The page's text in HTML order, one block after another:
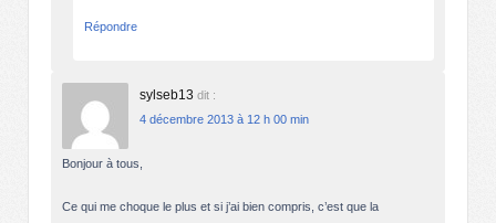
Répondre
sylseb13 dit :
4 décembre 2013 à 12 h 00 min
Bonjour à tous,
Ce qui me choque le plus et si j’ai bien compris, c’est que la